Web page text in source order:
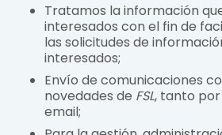
Tratamos la información
interesados con el fin de
las solicitudes de
interesados;
Envío de comunicaciones
novedades de FSL, tanto
email;